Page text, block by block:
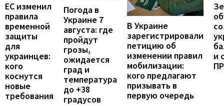
ЕС изменил
правила
временной
защиты
для
украинцев:
кого
коснутся
новые
требования
Погода в
Украине 7
августа: где
пройдут
грозы,
ожидается
град и
температура
до +38
градусов
В Украине
зарегистрировали
петицию об
изменении правил
мобилизации:
кого предлагают
призывать в
первую очередь
и